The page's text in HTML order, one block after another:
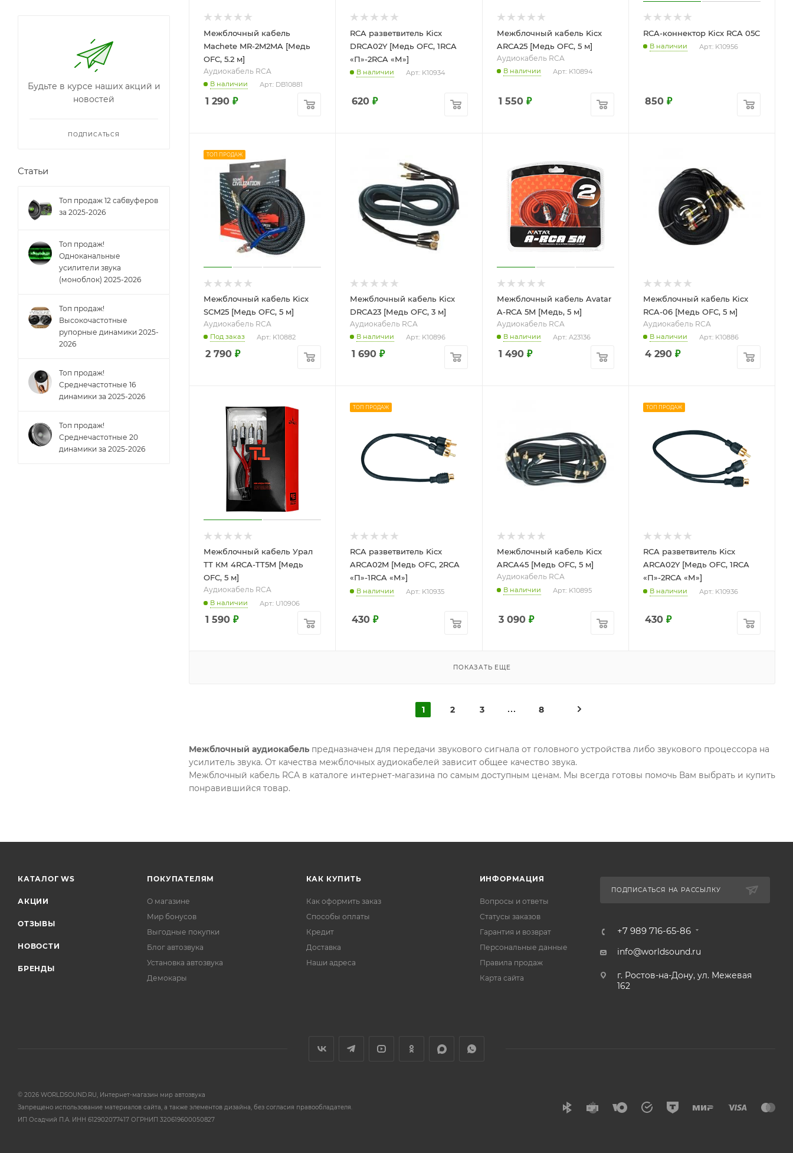
Межблочный кабель
Machete MR-2M2MA [Медь
OFC, 5.2 м]
Aудиокабель RCA
В наличии Арт.: DB10881
1 290 ₽
RCA разветвитель Kicx
DRCA02Y [Медь OFC, 1RCA
«П»-2RCA «М»]
В наличии Арт.: K10934
620 ₽
Межблочный кабель Kicx
ARCA25 [Медь OFC, 5 м]
Aудиокабель RCA
В наличии Арт.: K10894
1 550₽
RCA-коннектор Kicx RCA 05C
В наличии Арт.: K10956
850₽
ТОП ПРОДАЖ
Межблочный кабель Kicx
SCM25 [Медь OFC, 5 м]
Aудиокабель RCA
Под заказ Арт.: K10882
2 790 ₽
Межблочный кабель Kicx
DRCA23 [Медь OFC, 3 м]
Aудиокабель RCA
В наличии Арт.: K10896
1 690 ₽
Межблочный кабель Avatar
A-RCA 5M [Медь, 5 м]
Aудиокабель RCA
В наличии Арт.: A23136
1 490₽
Межблочный кабель Kicx
RCA-06 [Медь OFC, 5 м]
Aудиокабель RCA
В наличии Арт.: K10886
4 290₽
Межблочный кабель Урал
ТТ КМ 4RCA-TT5M [Медь
OFC, 5 м]
Aудиокабель RCA
В наличии Арт.: U10906
1 590 ₽
ТОП ПРОДАЖ
RCA разветвитель Kicx
ARCA02M [Медь OFC, 2RCA
«П»-1RCA «М»]
В наличии Арт.: K10935
430 ₽
Межблочный кабель Kicx
ARCA45 [Медь OFC, 5 м]
Aудиокабель RCA
В наличии Арт.: K10895
3 090₽
ТОП ПРОДАЖ
RCA разветвитель Kicx
ARCA02Y [Медь OFC, 1RCA
«П»-2RCA «М»]
В наличии Арт.: K10936
430₽
ПОКАЗАТЬ ЕЩЕ
1 2 3 8
Межблочный аудиокабель предназначен для передачи звукового сигнала от головного устройства либо звукового процессора на
усилитель звука. От качества межблочных аудиокабелей зависит общее качество звука.
Межблочный кабель RCA в каталоге интернет-магазина по самым доступным ценам. Мы всегда готовы помочь Вам выбрать и купить
понравившийся товар.
Будьте в курсе наших акций и
новостей
ПОДПИСАТЬСЯ
Статьи
Топ продаж 12 сабвуферов
за 2025-2026
Топ продаж!
Одноканальные
усилители звука
(моноблок) 2025-2026
Топ продаж!
Высокочастотные
рупорные динамики 2025-
2026
Топ продаж!
Cреднечастотные 16
динамики за 2025-2026
Топ продаж!
Cреднечастотные 20
динамики за 2025-2026
КАТАЛОГ WS
АКЦИИ
ОТЗЫВЫ
НОВОСТИ
БРЕНДЫ
ПОКУПАТЕЛЯМ
О магазине
Мир бонусов
Выгодные покупки
Блог автозвука
Установка автозвука
Демокары
КАК КУПИТЬ
Как оформить заказ
Способы оплаты
Кредит
Доставка
Наши адреса
ИНФОРМАЦИЯ
Вопросы и ответы
Статусы заказов
Гарантия и возврат
Персональные данные
Правила продаж
Карта сайта
ПОДПИСАТЬСЯ НА РАССЫЛКУ
+7 989 716-65-86
info@worldsound.ru
г. Ростов-на-Дону, ул. Межевая
162
© 2026 WORLDSOUND.RU, Интернет-магазин мир автозвука
Запрещено использование материалов сайта, а также элементов дизайна, без согласия правообладателя.
ИП Осадчий П.А. ИНН 612902077417 ОГРНИП 320619600050827